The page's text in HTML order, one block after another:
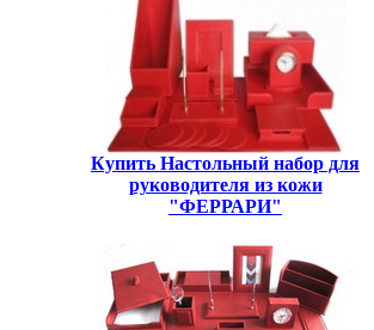
Купить Настольный набор для
руководителя из кожи
"ФЕРРАРИ"